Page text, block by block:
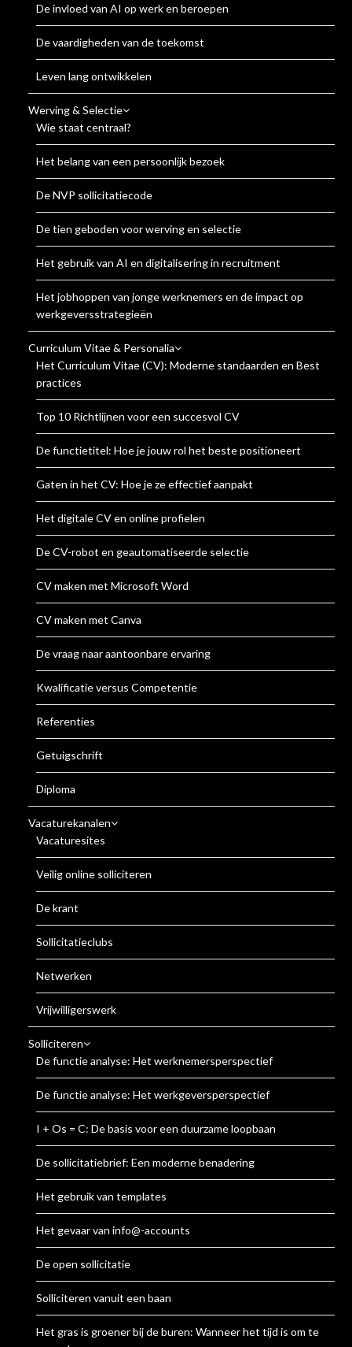
De invloed van AI op werk en beroepen
De vaardigheden van de toekomst
Leven lang ontwikkelen
Werving & Selectie
Wie staat centraal?
Het belang van een persoonlijk bezoek
De NVP sollicitatiecode
De tien geboden voor werving en selectie
Het gebruik van AI en digitalisering in recruitment
Het jobhoppen van jonge werknemers en de impact op
werkgeversstrategieën
Curriculum Vitae & Personalia
Het Curriculum Vitae (CV): Moderne standaarden en Best
practices
Top 10 Richtlijnen voor een succesvol CV
De functietitel: Hoe je jouw rol het beste positioneert
Gaten in het CV: Hoe je ze effectief aanpakt
Het digitale CV en online profielen
De CV-robot en geautomatiseerde selectie
CV maken met Microsoft Word
CV maken met Canva
De vraag naar aantoonbare ervaring
Kwalificatie versus Competentie
Referenties
Getuigschrift
Diploma
Vacaturekanalen
Vacaturesites
Veilig online solliciteren
De krant
Sollicitatieclubs
Netwerken
Vrijwilligerswerk
Solliciteren
De functie analyse: Het werknemersperspectief
De functie analyse: Het werkgeversperspectief
I + Os = C: De basis voor een duurzame loopbaan
De sollicitatiebrief: Een moderne benadering
Het gebruik van templates
Het gevaar van info@-accounts
De open sollicitatie
Solliciteren vanuit een baan
Het gras is groener bij de buren: Wanneer het tijd is om te